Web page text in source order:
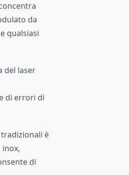
da
qualsiasi
del laser
di errori di
è
inox,
di